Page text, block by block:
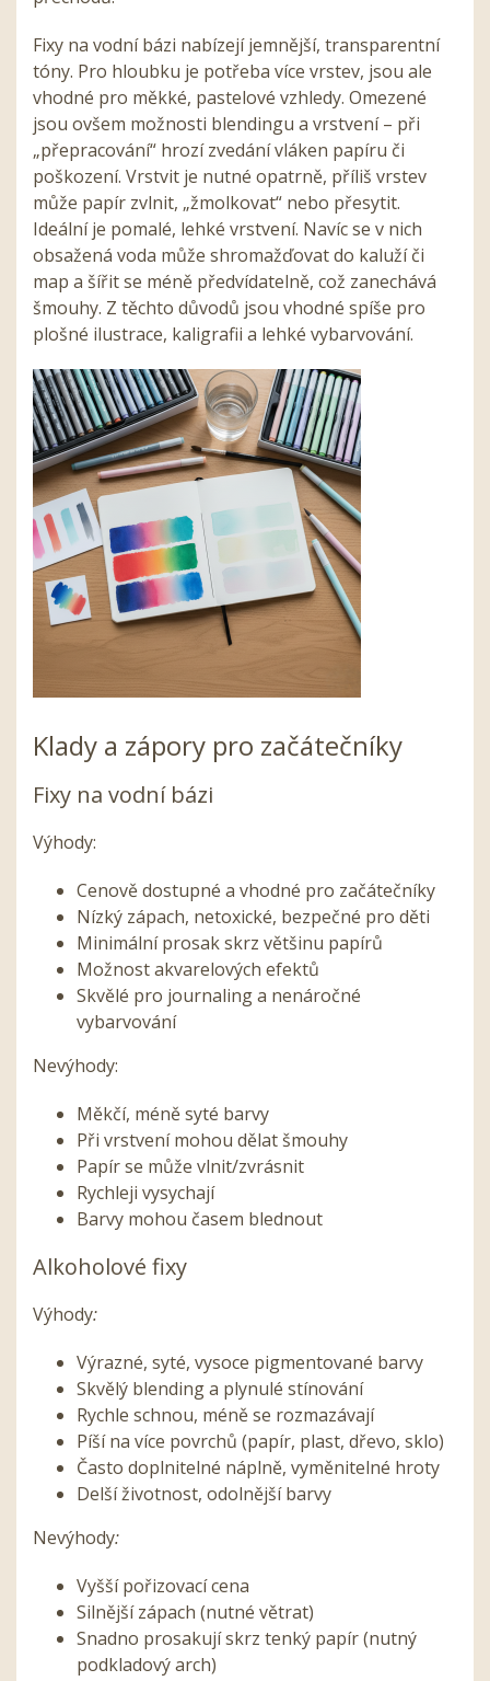
Fixy na vodní bázi nabízejí jemnější, transparentní
tóny. Pro hloubku je potřeba více vrstev, jsou ale
vhodné pro měkké, pastelové vzhledy. Omezené
jsou ovšem možnosti blendingu a vrstvení – při
„přepracování“ hrozí zvedání vláken papíru či
poškození. Vrstvit je nutné opatrně, příliš vrstev
může papír zvlnit, „žmolkovat“ nebo přesytit.
Ideální je pomalé, lehké vrstvení. Navíc se v nich
obsažená voda může shromažďovat do kaluží či
map a šířit se méně předvídatelně, což zanechává
šmouhy. Z těchto důvodů jsou vhodné spíše pro
plošné ilustrace, kaligrafii a lehké vybarvování.
Klady a zápory pro začátečníky
Fixy na vodní bázi
Výhody:
Cenově dostupné a vhodné pro začátečníky
Nízký zápach, netoxické, bezpečné pro děti
Minimální prosak skrz většinu papírů
Možnost akvarelových efektů
Skvělé pro journaling a nenáročné
vybarvování
Nevýhody:
Měkčí, méně syté barvy
Při vrstvení mohou dělat šmouhy
Papír se může vlnit/zvrásnit
Rychleji vysychají
Barvy mohou časem blednout
Alkoholové fixy
Výhody:
Výrazné, syté, vysoce pigmentované barvy
Skvělý blending a plynulé stínování
Rychle schnou, méně se rozmazávají
Píší na více povrchů (papír, plast, dřevo, sklo)
Často doplnitelné náplně, vyměnitelné hroty
Delší životnost, odolnější barvy
Nevýhody:
Vyšší pořizovací cena
Silnější zápach (nutné větrat)
Snadno prosakují skrz tenký papír (nutný
podkladový arch)